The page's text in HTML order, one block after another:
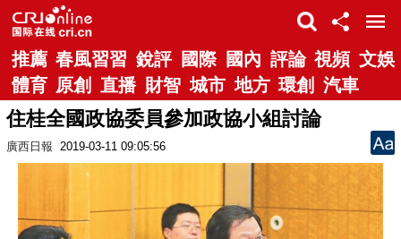
推薦 春風習習 銳評 國際 國內 評論 視頻 文娛
體育 原創 直播 財智 城市 地方 環創 汽車
住桂全國政協委員參加政協小組討論
廣西日報 2019-03-11 09:05:56